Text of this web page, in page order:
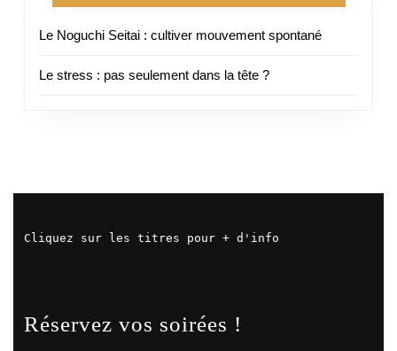
Le Noguchi Seitai : cultiver mouvement spontané
Le stress : pas seulement dans la tête ?
Cliquez sur les titres pour + d'info
Réservez vos soirées !